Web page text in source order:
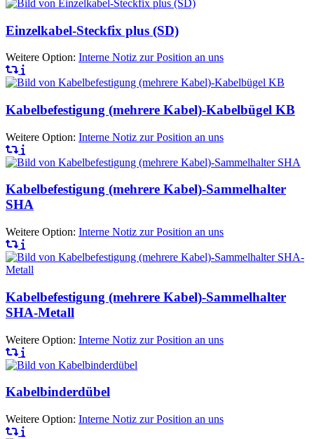
Einzelkabel-Steckfix plus (SD)
Weitere Option: Interne Notiz zur Position an uns
Kabelbefestigung (mehrere Kabel)-Kabelbügel KB
Weitere Option: Interne Notiz zur Position an uns
Kabelbefestigung (mehrere Kabel)-Sammelhalter
SHA
Weitere Option: Interne Notiz zur Position an uns
Kabelbefestigung (mehrere Kabel)-Sammelhalter
SHA-Metall
Weitere Option: Interne Notiz zur Position an uns
Kabelbinderdübel
Weitere Option: Interne Notiz zur Position an uns